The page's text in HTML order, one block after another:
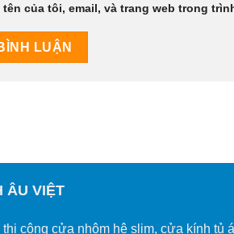
tên của tôi, email, và trang web trong
ÂU VIỆT
thi công cửa nhôm hệ slim, cửa kính tủ